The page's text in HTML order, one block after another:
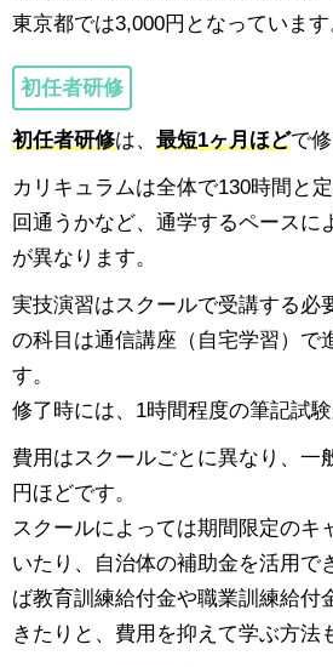
東京都では3,000円となっています
初任者研修
初任者研修は、 最短1ヶ月ほどで
カリキュラムは全体で130時間と
回通うかなど、通学するペースに
が異なります。
実技演習はスクールで受講する必
の科目は通信講座（自宅学習）で
す。
修了時には、1時間程度の筆記試験
費用はスクールごとに異なり、一
円ほどです。
スクールによっては期間限定のキ
いたり、自治体の補助金を活用で
ば教育訓練給付金や職業訓練給付
きたりと、費用を抑えて学ぶ方法